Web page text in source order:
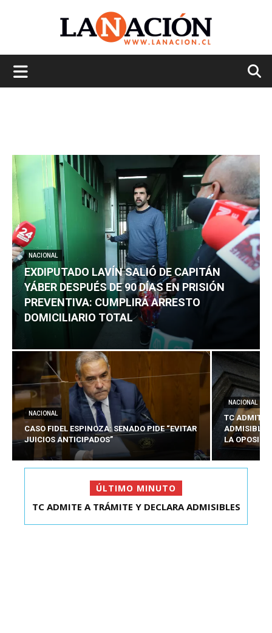
NACIONAL
EXDIPUTADO LAVÍN SALIÓ DE CAPITÁN
YÁBER DESPUÉS DE 90 DÍAS EN PRISIÓN
PREVENTIVA: CUMPLIRÁ ARRESTO
DOMICILIARIO TOTAL
NACIONAL
CASO FIDEL ESPINOZA: SENADO PIDE “EVITAR
JUICIOS ANTICIPADOS”
NACIONAL
TC ADMITE
ADMISIBLES
LA
ÚLTIMO MINUTO
EXDIPUTADO LAVÍN SALIÓ DE CAPITÁN YÁBER
TC ADMITE A TRÁMITE Y DECLARA ADMISIBLES